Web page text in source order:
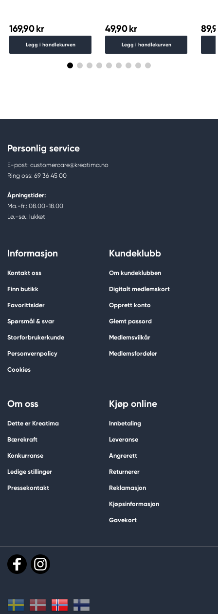
169,90 kr
Legg i handlekurven
49,90 kr
Legg i handlekurven
Personlig service
E-post: customercare@kreatima.no
Ring oss: 69 36 45 00
Åpningstider:
Ma.-fr.: 08.00-18.00
Lø.-sø.: lukket
Informasjon
Kontakt oss
Finn butikk
Favorittsider
Spørsmål & svar
Storforbrukerkunde
Personvernpolicy
Cookies
Kundeklubb
Om kundeklubben
Digitalt medlemskort
Opprett konto
Glemt passord
Medlemsvilkår
Medlemsfordeler
Om oss
Dette er Kreatima
Bærekraft
Konkurranse
Ledige stillinger
Pressekontakt
Kjøp online
Innbetaling
Leveranse
Angrerett
Returnerer
Reklamasjon
Kjøpsinformasjon
Gavekort